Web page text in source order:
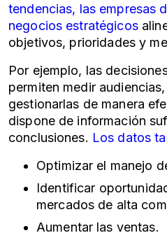
tendencias, las empresas
negocios estratégicos
objetivos, prioridades y
Por ejemplo, las
permiten medir
gestionarlas de manera
dispone de información
conclusiones. Los datos
Optimizar el manejo
Identificar
mercados de alta
Aumentar las ventas.